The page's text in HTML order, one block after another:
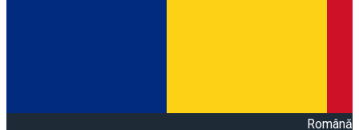
Română